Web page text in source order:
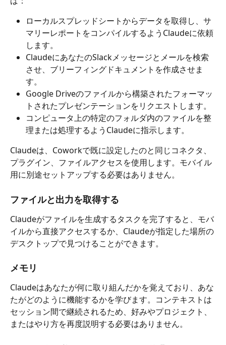
ローカルスプレッドシートからデータを取得し、サ
マリーレポートをコンパイルするようClaudeに依頼
します。
ClaudeにあなたのSlackメッセージとメールを検索
させ、ブリーフィングドキュメントを作成させま
す。
Google Driveのファイルから構築されたフォーマッ
トされたプレゼンテーションをリクエストします。
コンピュータ上の特定のフォルダ内のファイルを整
理または処理するようClaudeに指示します。
Claudeは、Coworkで既に設定したのと同じコネクタ、
プラグイン、ファイルアクセスを使用します。モバイル
用に別途セットアップする必要はありません。
ファイルと出力を取得する
Claudeがファイルを生成するタスクを完了すると、モバ
イルから直接アクセスするか、Claudeが指定した場所の
デスクトップで見つけることができます。
メモリ
Claudeはあなたが何に取り組んだかを覚えており、あな
たがどのように機能するかを学びます。コンテキストは
セッション間で継続されるため、好みやプロジェクト、
またはやり方を再度説明する必要はありません。